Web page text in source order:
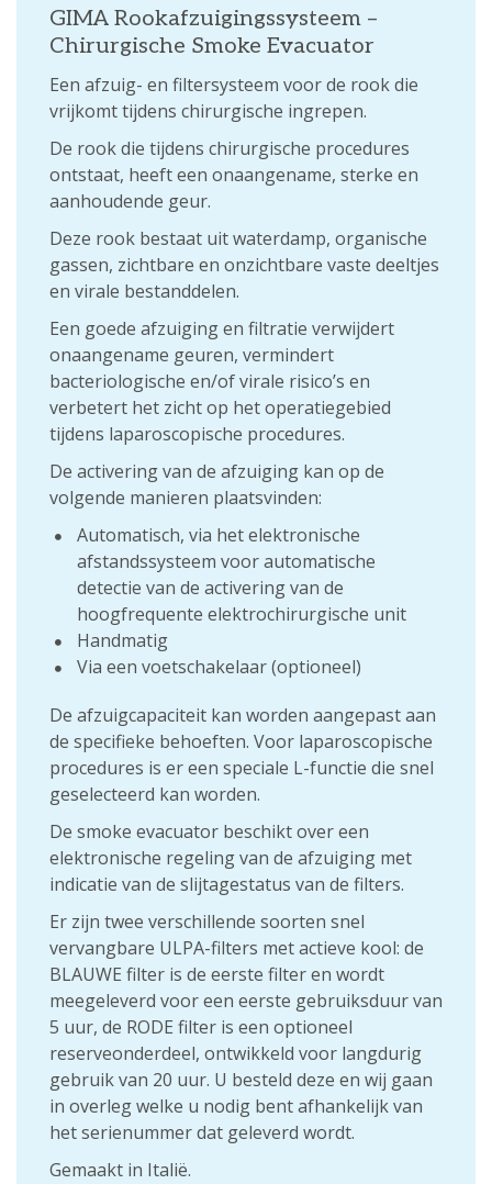
GIMA Rookafzuigingssysteem –
Chirurgische Smoke Evacuator
Een afzuig- en filtersysteem voor de rook die
vrijkomt tijdens chirurgische ingrepen.
De rook die tijdens chirurgische procedures
ontstaat, heeft een onaangename, sterke en
aanhoudende geur.
Deze rook bestaat uit waterdamp, organische
gassen, zichtbare en onzichtbare vaste deeltjes
en virale bestanddelen.
Een goede afzuiging en filtratie verwijdert
onaangename geuren, vermindert
bacteriologische en/of virale risico’s en
verbetert het zicht op het operatiegebied
tijdens laparoscopische procedures.
De activering van de afzuiging kan op de
volgende manieren plaatsvinden:
Automatisch, via het elektronische
afstandssysteem voor automatische
detectie van de activering van de
hoogfrequente elektrochirurgische unit
Handmatig
Via een voetschakelaar (optioneel)
De afzuigcapaciteit kan worden aangepast aan
de specifieke behoeften. Voor laparoscopische
procedures is er een speciale L-functie die snel
geselecteerd kan worden.
De smoke evacuator beschikt over een
elektronische regeling van de afzuiging met
indicatie van de slijtagestatus van de filters.
Er zijn twee verschillende soorten snel
vervangbare ULPA-filters met actieve kool: de
BLAUWE filter is de eerste filter en wordt
meegeleverd voor een eerste gebruiksduur van
5 uur, de RODE filter is een optioneel
reserveonderdeel, ontwikkeld voor langdurig
gebruik van 20 uur. U besteld deze en wij gaan
in overleg welke u nodig bent afhankelijk van
het serienummer dat geleverd wordt.
Gemaakt in Italië.